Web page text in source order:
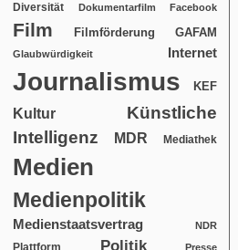
Diversität Dokumentarfilm Facebook
Film Filmförderung GAFAM
Glaubwürdigkeit Internet
Journalismus KEF
Kultur
Künstliche
Intelligenz
MDR Mediathek
Medien
Medienpolitik
Medienstaatsvertrag NDR
Plattform Politik Presse